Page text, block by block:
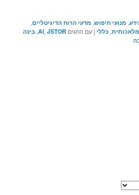
, מנועי חיפוש, מדעי הרוח הדיגיטליים,
, כללי |עם התגים AI,JSTOR
,בינה